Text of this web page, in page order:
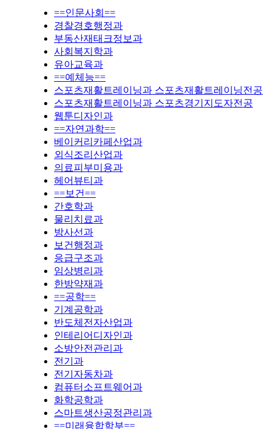
==인문사회==
경찰경호행정과
부동산재태크정보과
사회복지학과
유아교육과
==예체능==
스포츠재활트레이닝과 스포츠재활트레이닝전공
스포츠재활트레이닝과 스포츠경기지도자전공
웹툰디자인과
==자연과학==
베이커리카페산업과
외식조리산업과
의료피부미용과
헤어뷰티과
==보건==
간호학과
물리치료과
방사선과
보건행정과
응급구조과
임상병리과
한방약재과
==공학==
기계공학과
반도체전자산업과
인테리어디자인과
소방안전관리과
전기과
전기자동차과
컴퓨터소프트웨어과
화학공학과
스마트생산공정관리과
==미래융합학부==